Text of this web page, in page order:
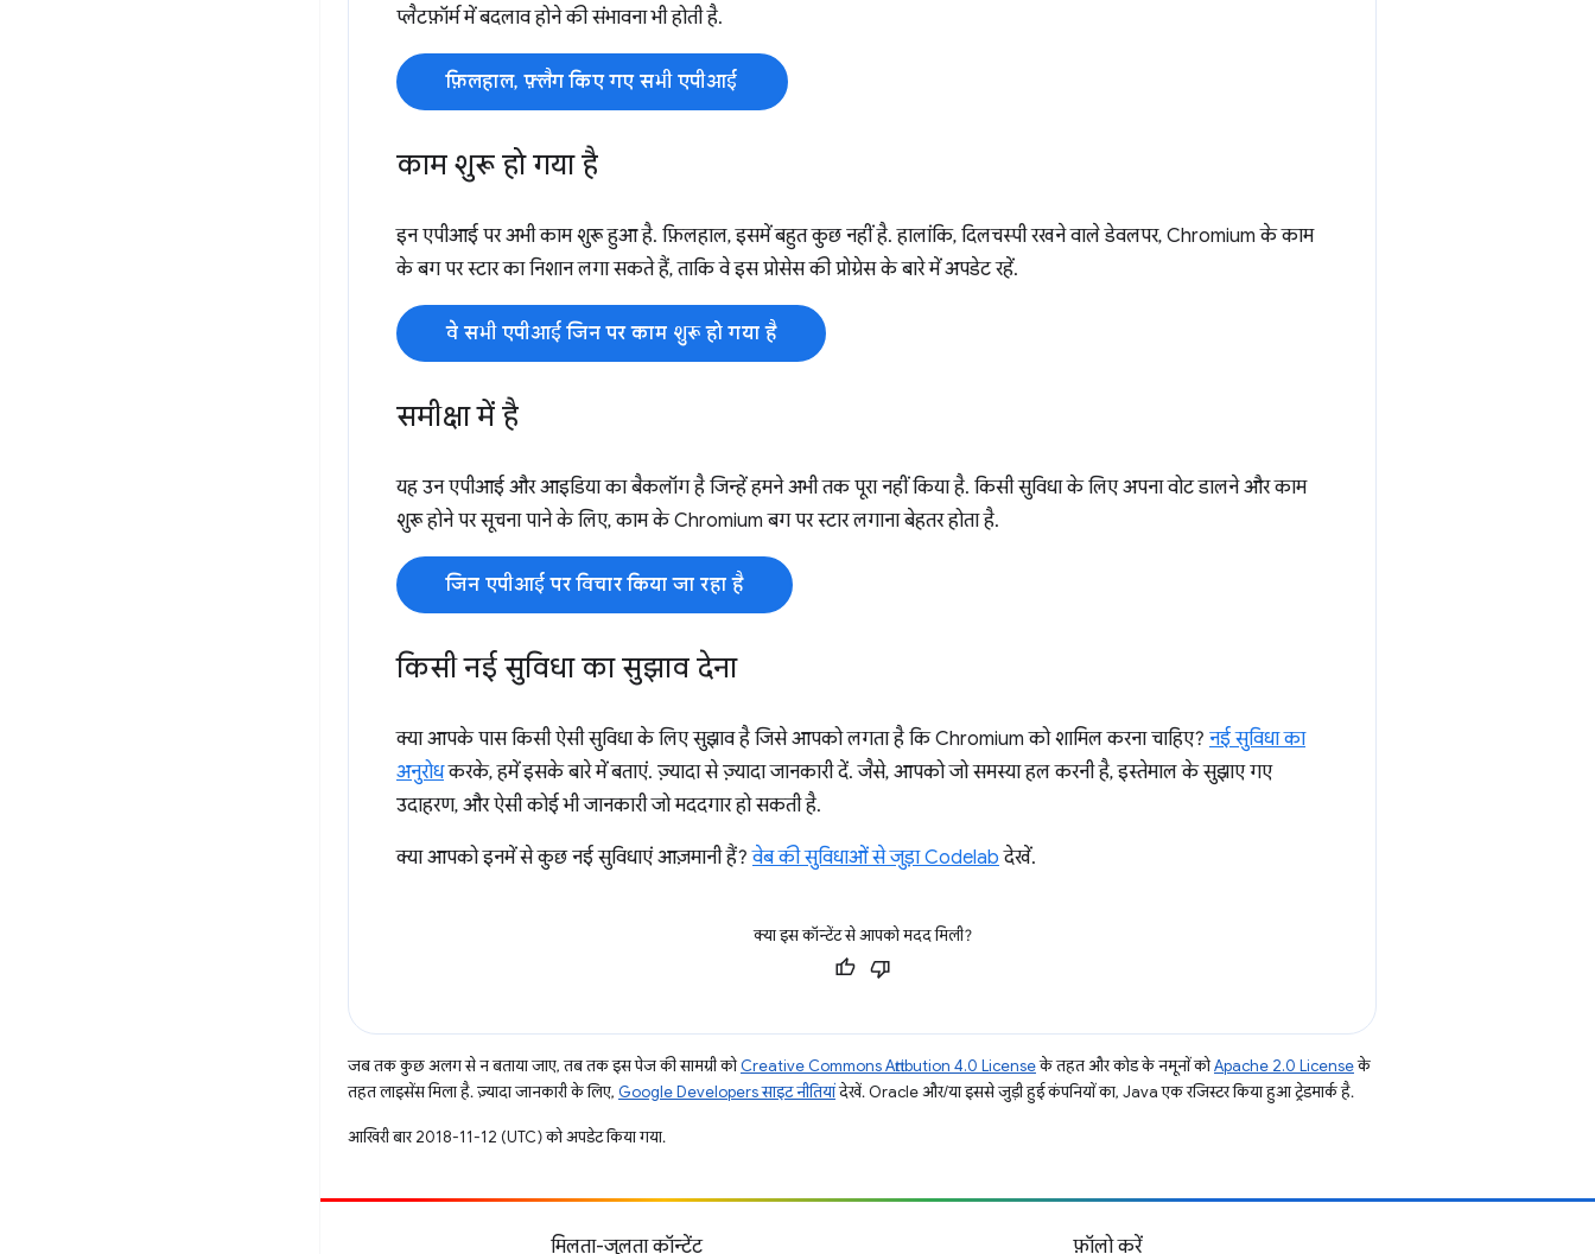
प्लैटफ़ॉर्म में बदलाव होने की संभावना भी होती है.
फ़िलहाल, फ़्लैग किए गए सभी एपीआई
काम शुरू हो गया है
इन एपीआई पर अभी काम शुरू हुआ है. फ़िलहाल, इसमें बहुत कुछ नहीं है. हालांकि, दिलचस्पी रखने वाले डेवलपर, Chromium के काम
के बग पर स्टार का निशान लगा सकते हैं, ताकि वे इस प्रोसेस की प्रोग्रेस के बारे में अपडेट रहें.
वे सभी एपीआई जिन पर काम शुरू हो गया है
समीक्षा में है
यह उन एपीआई और आइडिया का बैकलॉग है जिन्हें हमने अभी तक पूरा नहीं किया है. किसी सुविधा के लिए अपना वोट डालने और काम
शुरू होने पर सूचना पाने के लिए, काम के Chromium बग पर स्टार लगाना बेहतर होता है.
जिन एपीआई पर विचार किया जा रहा है
किसी नई सुविधा का सुझाव देना
क्या आपके पास किसी ऐसी सुविधा के लिए सुझाव है जिसे आपको लगता है कि Chromium को शामिल करना चाहिए? नई सुविधा का
अनुरोधकरके, हमें इसके बारे में बताएं. ज़्यादा से ज़्यादा जानकारी दें. जैसे, आपको जो समस्या हल करनी है, इस्तेमाल के सुझाए गए
उदाहरण, और ऐसी कोई भी जानकारी जो मददगार हो सकती है.
क्या आपको इनमें से कुछ नई सुविधाएं आज़मानी हैं?वेब की सुविधाओं से जुड़ा Codelab देखें.
क्या इस कॉन्टेंट से आपको मदद मिली?
जब तक कुछ अलग से न बताया जाए, तब तक इस पेज की सामग्री कोCreative Commons Attribution 4.0 Licenseके तहत और कोड के नमूनों कोApache 2.0 Licenseके
तहत लाइसेंस मिला है. ज़्यादा जानकारी के लिए, Google Developers साइट नीतियांदेखें. Oracle और/या इससे जुड़ी हुई कंपनियों का, Java एक रजिस्टर किया हुआ ट्रेडमार्क है.
आखिरी बार 2018-11-12 (UTC) को अपडेट किया गया.
मिलता-जुलता कॉन्टेंट फ़ॉलो करें